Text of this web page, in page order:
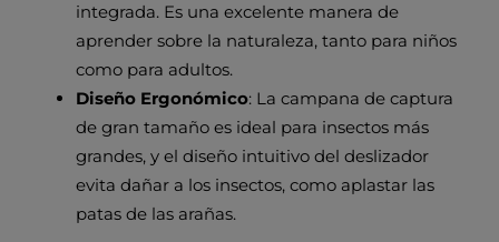
integrada. Es una excelente manera de
aprender sobre la naturaleza, tanto para niños
como para adultos.
Diseño Ergonómico: La campana de captura
de gran tamaño es ideal para insectos más
grandes, y el diseño intuitivo del deslizador
evita dañar a los insectos, como aplastar las
patas de las arañas.